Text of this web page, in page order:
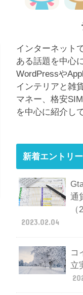
インターネット
ある話題を中心
WordPressや
インテリアと雑
マネー、格安
を中心に紹介し
新着エントリー
通
2023.02.04
コ
立